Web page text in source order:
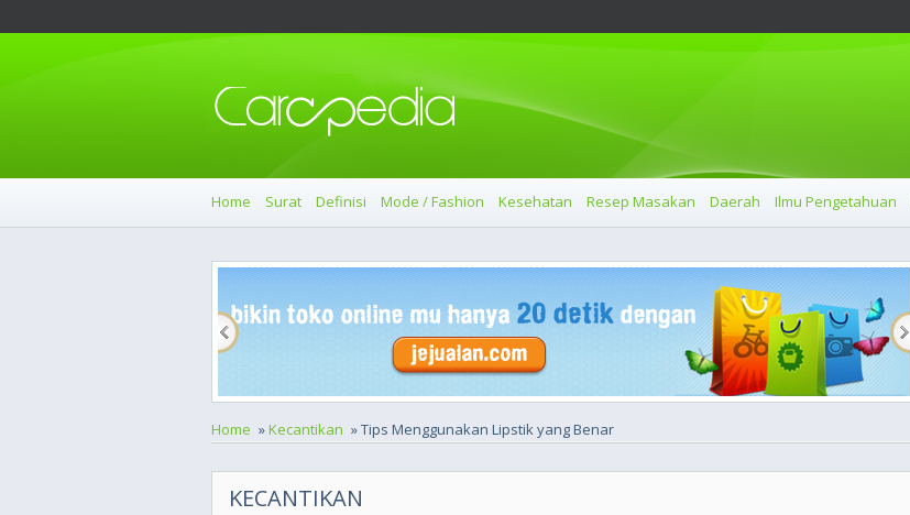
Home Surat Definisi Mode / Fashion Kesehatan Resep Masakan Daerah Ilmu Pengetahuan
Home »Kecantikan » Tips Menggunakan Lipstik yang Benar
KECANTIKAN